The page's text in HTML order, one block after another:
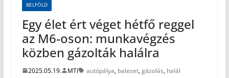
BELFÖLD
Egy élet ért véget hétfő reggel
az M6-oson: munkavégzés
közben gázolták halálra
2025.05.19. MTI autópálya, baleset,gázolás, halál